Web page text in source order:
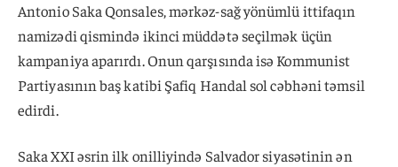
Antonio Saka Qonsales, mərkəz-sağ yönümlü ittifaqın
namizədi qismində ikinci müddətə seçilmək üçün
kampaniya aparırdı. Onun qarşısında isə Kommunist
Partiyasının baş katibi Şafiq Handal sol cəbhəni təmsil
edirdi.
Saka XXI əsrin ilk onilliyində Salvador siyasətinin ən